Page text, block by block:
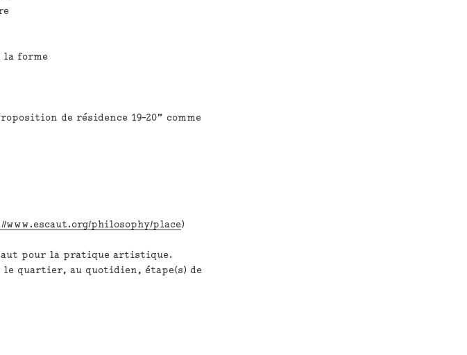
la forme
de résidence 19-20” comme
www.escaut.org/philosophy/place)
pour la pratique artistique.
le quartier, au quotidien, étape(s) de